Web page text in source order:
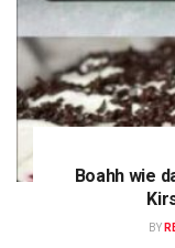
Boahh wie
BY